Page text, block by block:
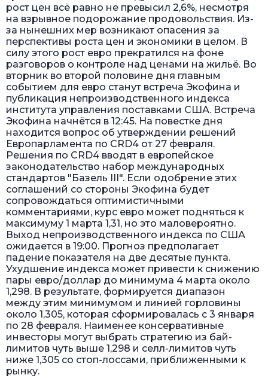
рост цен всё равно не превысил 2,6%, несмотря
на взрывное подорожание продовольствия. Из-
за нынешних мер возникают опасения за
перспективы роста цен и экономики в целом. В
силу этого рост евро прекратился на фоне
разговоров о контроле над ценами на жильё. Во
вторник во второй половине дня главным
событием для евро станут встреча Экофина и
публикация непроизводственного индекса
института управления поставками США. Встреча
Экофина начнётся в 12:45. На повестке дня
находится вопрос об утверждении решений
Европарламента по CRD4 от 27 февраля.
Решения по CRD4 вводят в европейское
законодательство набор международных
стандартов "Базель III". Если одобрение этих
соглашений со стороны Экофина будет
сопровождаться оптимистичными
комментариями, курс евро может подняться к
максимуму 1 марта 1,31, но это маловероятно.
Выход непроизводственного индекса по США
ожидается в 19:00. Прогноз предполагает
падение показателя на две десятые пункта.
Ухудшение индекса может привести к снижению
пары евро/доллар до минимума 4 марта около
1,298. В результате, формируется диапазон
между этим минимумом и линией горловины
около 1,305, которая сформировалась с 3 января
по 28 февраля. Наименее консервативные
инвесторы могут выбрать стратегию из бай-
лимитов чуть выше 1,298 и селл-лимитов чуть
ниже 1,305 со стоп-лоссами, приближенными к
рынку.